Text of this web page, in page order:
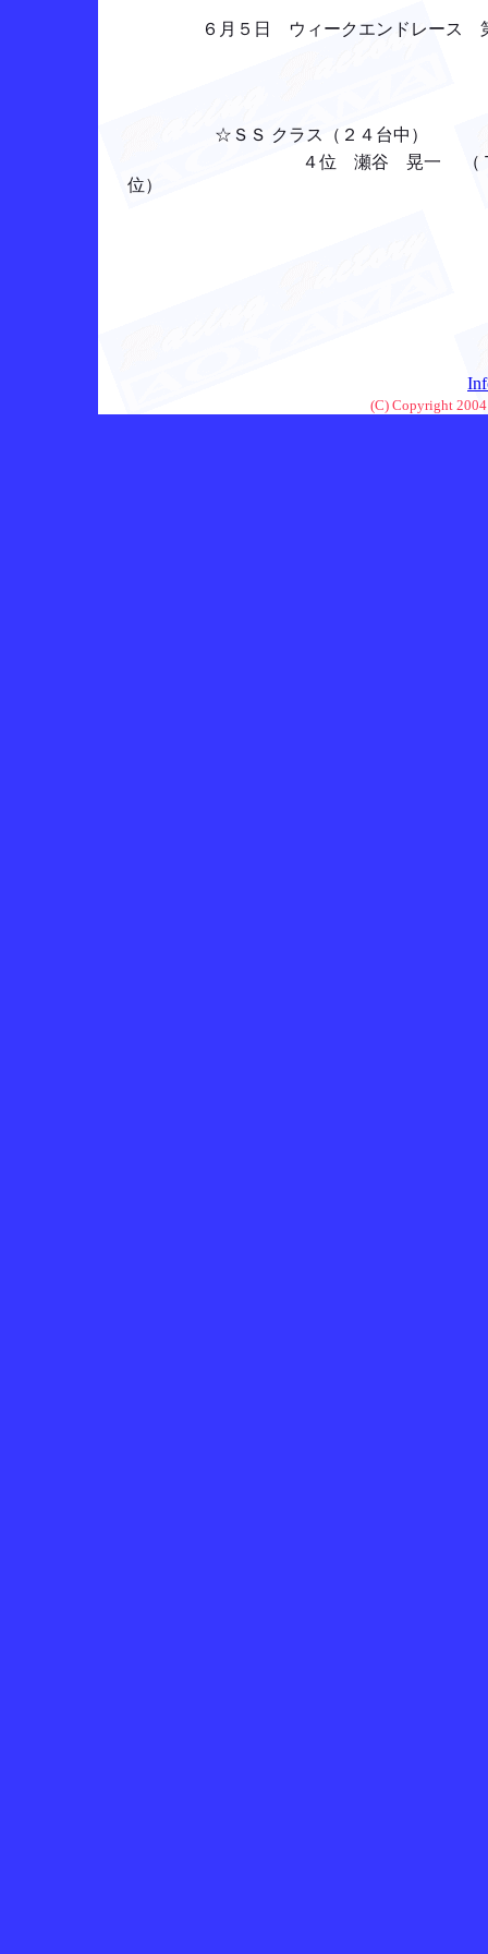
６月５日 ウィークエンドレース
☆ＳＳ クラス（２４台中）
４位 瀬谷 晃一 （ＴＴ：
位）
(C) Copyright